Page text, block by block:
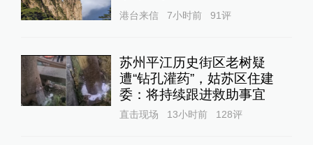
港台来信 7小时前 91评
苏州平江历史街区老树疑
遭“钻孔灌药”，姑苏区住建
委：将持续跟进救助事宜
直击现场 13小时前 128评